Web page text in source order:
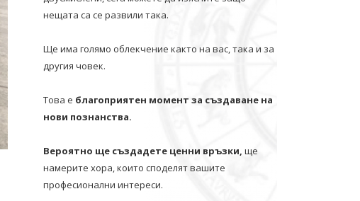
нещата са се развили така.
Ще има голямо облекчение както на вас, така и за
другия човек.
Това е благоприятен момент за създаване на
нови познанства.
Вероятно ще създадете ценни връзки, ще
намерите хора, които споделят вашите
професионални интереси.